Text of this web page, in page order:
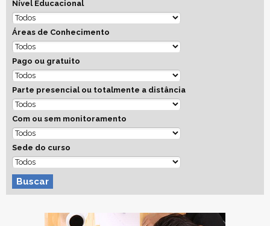
Nível Educacional
Áreas de Conhecimento
Pago ou gratuito
Parte presencial ou totalmente a distância
Com ou sem monitoramento
Sede do curso
Buscar